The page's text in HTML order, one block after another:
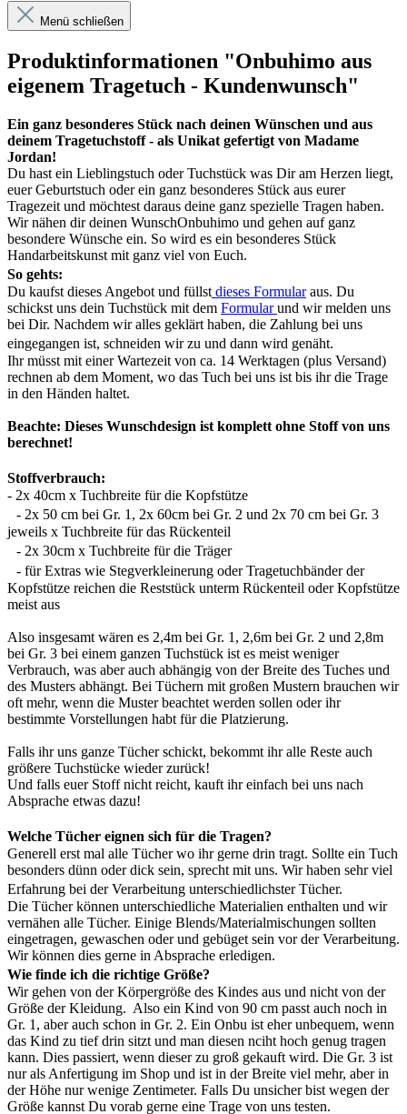
Menü schließen
Produktinformationen "Onbuhimo aus
eigenem Tragetuch - Kundenwunsch"
Ein ganz besonderes Stück nach deinen Wünschen und aus
deinem Tragetuchstoff - als Unikat gefertigt von Madame
Jordan!
Du hast ein Lieblingstuch oder Tuchstück was Dir am Herzen liegt,
euer Geburtstuch oder ein ganz besonderes Stück aus eurer
Tragezeit und möchtest daraus deine ganz spezielle Tragen haben.
Wir nähen dir deinen WunschOnbuhimo und gehen auf ganz
besondere Wünsche ein. So wird es ein besonderes Stück
Handarbeitskunst mit ganz viel von Euch.
So gehts:
Du kaufst dieses Angebot und füllst dieses Formularaus. Du
schickst uns dein Tuchstück mit dem Formular und wir melden uns
bei Dir. Nachdem wir alles geklärt haben, die Zahlung bei uns
eingegangen ist, schneiden wir zu und dann wird genäht.
Ihr müsst mit einer Wartezeit von ca. 14 Werktagen (plus Versand)
rechnen ab dem Moment, wo das Tuch bei uns ist bis ihr die Trage
in den Händen haltet.
Beachte: Dieses Wunschdesign ist komplett ohne Stoff von uns
berechnet!
Stoffverbrauch:
- 2x 40cm x Tuchbreite für die Kopfstütze
- 2x 50 cm bei Gr. 1, 2x 60cm bei Gr. 2 und 2x 70 cm bei Gr. 3
jeweils x Tuchbreite für das Rückenteil
- 2x 30cm x Tuchbreite für die Träger
- für Extras wie Stegverkleinerung oder Tragetuchbänder der
Kopfstütze reichen die Reststück unterm Rückenteil oder Kopfstütze
meist aus
Also insgesamt wären es 2,4m bei Gr. 1, 2,6m bei Gr. 2 und 2,8m
bei Gr. 3 bei einem ganzen Tuchstück ist es meist weniger
Verbrauch, was aber auch abhängig von der Breite des Tuches und
des Musters abhängt. Bei Tüchern mit großen Mustern brauchen wir
oft mehr, wenn die Muster beachtet werden sollen oder ihr
bestimmte Vorstellungen habt für die Platzierung.
Falls ihr uns ganze Tücher schickt, bekommt ihr alle Reste auch
größere Tuchstücke wieder zurück!
Und falls euer Stoff nicht reicht, kauft ihr einfach bei uns nach
Absprache etwas dazu!
Welche Tücher eignen sich für die Tragen?
Generell erst mal alle Tücher wo ihr gerne drin tragt. Sollte ein Tuch
besonders dünn oder dick sein, sprecht mit uns. Wir haben sehr viel
Erfahrung bei der Verarbeitung unterschiedlichster Tücher.
Die Tücher können unterschiedliche Materialien enthalten und wir
vernähen alle Tücher. Einige Blends/Materialmischungen sollten
eingetragen, gewaschen oder und gebüget sein vor der Verarbeitung.
Wir können dies gerne in Absprache erledigen.
Wie finde ich die richtige Größe?
Wir gehen von der Körpergröße des Kindes aus und nicht von der
Größe der Kleidung. Also ein Kind von 90 cm passt auch noch in
Gr. 1, aber auch schon in Gr. 2. Ein Onbu ist eher unbequem, wenn
das Kind zu tief drin sitzt und man diesen nciht hoch genug tragen
kann. Dies passiert, wenn dieser zu groß gekauft wird. Die Gr. 3 ist
nur als Anfertigung im Shop und ist in der Breite viel mehr, aber in
der Höhe nur wenige Zentimeter. Falls Du unsicher bist wegen der
Größe kannst Du vorab gerne eine Trage von uns testen.